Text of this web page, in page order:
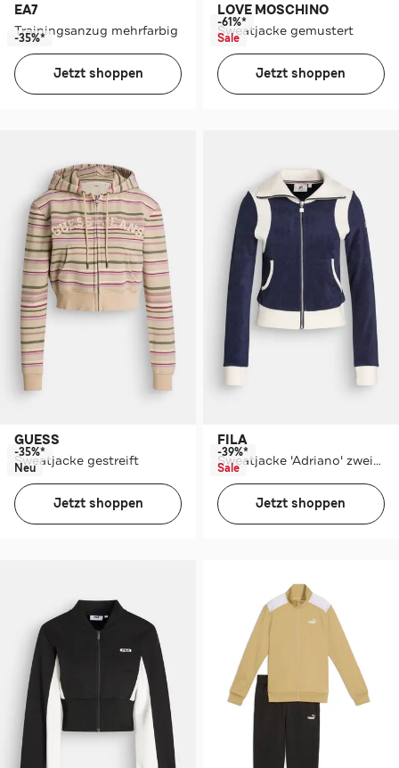
EA7
Trainingsanzug mehrfarbig
-35%*
Jetzt shoppen
LOVE MOSCHINO
Sweatjacke gemustert
-61%*
Sale
Jetzt shoppen
GUESS
Sweatjacke gestreift
-35%*
Neu
Jetzt shoppen
FILA
Sweatjacke 'Adriano' zweifarbig
-39%*
Sale
Jetzt shoppen